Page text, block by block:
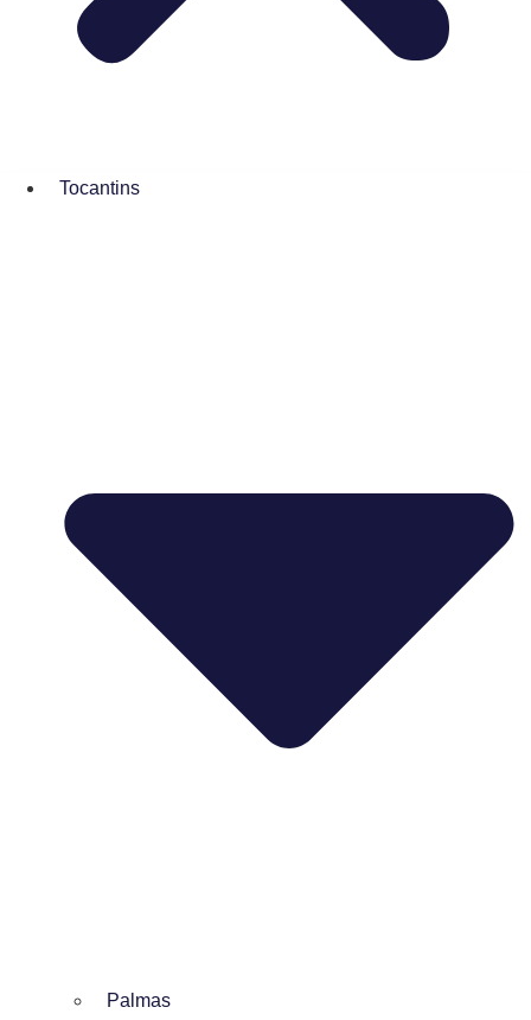
Tocantins
Palmas